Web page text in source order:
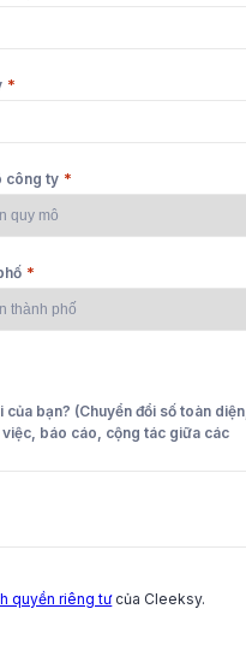
*
công ty *
*
bạn? (Chuyển đổi số toàn diện,
báo cáo, cộng tác giữa các
quyền riêng tưcủa Cleeksy.